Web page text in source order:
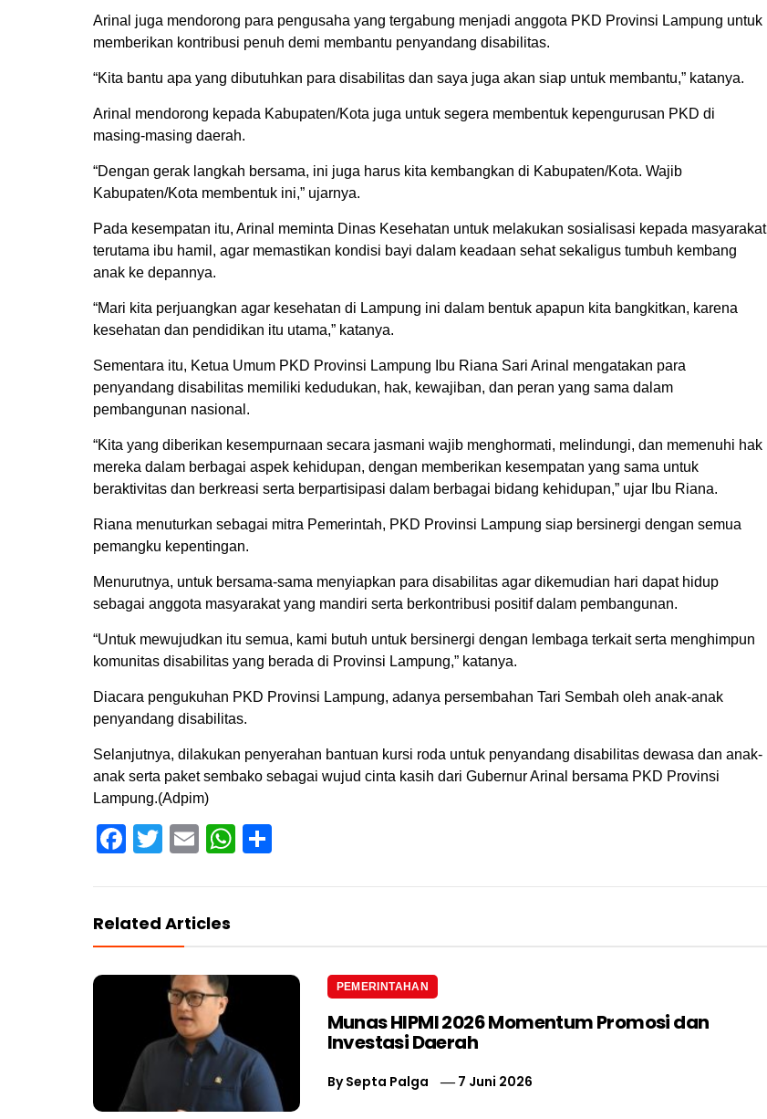
Arinal juga mendorong para pengusaha yang tergabung menjadi anggota PKD Provinsi Lampung untuk
memberikan kontribusi penuh demi membantu penyandang disabilitas.
“Kita bantu apa yang dibutuhkan para disabilitas dan saya juga akan siap untuk membantu,” katanya.
Arinal mendorong kepada Kabupaten/Kota juga untuk segera membentuk kepengurusan PKD di
masing-masing daerah.
“Dengan gerak langkah bersama, ini juga harus kita kembangkan di Kabupaten/Kota. Wajib
Kabupaten/Kota membentuk ini,” ujarnya.
Pada kesempatan itu, Arinal meminta Dinas Kesehatan untuk melakukan sosialisasi kepada masyarakat
terutama ibu hamil, agar memastikan kondisi bayi dalam keadaan sehat sekaligus tumbuh kembang
anak ke depannya.
“Mari kita perjuangkan agar kesehatan di Lampung ini dalam bentuk apapun kita bangkitkan, karena
kesehatan dan pendidikan itu utama,” katanya.
Sementara itu, Ketua Umum PKD Provinsi Lampung Ibu Riana Sari Arinal mengatakan para
penyandang disabilitas memiliki kedudukan, hak, kewajiban, dan peran yang sama dalam
pembangunan nasional.
“Kita yang diberikan kesempurnaan secara jasmani wajib menghormati, melindungi, dan memenuhi hak
mereka dalam berbagai aspek kehidupan, dengan memberikan kesempatan yang sama untuk
beraktivitas dan berkreasi serta berpartisipasi dalam berbagai bidang kehidupan,” ujar Ibu Riana.
Riana menuturkan sebagai mitra Pemerintah, PKD Provinsi Lampung siap bersinergi dengan semua
pemangku kepentingan.
Menurutnya, untuk bersama-sama menyiapkan para disabilitas agar dikemudian hari dapat hidup
sebagai anggota masyarakat yang mandiri serta berkontribusi positif dalam pembangunan.
“Untuk mewujudkan itu semua, kami butuh untuk bersinergi dengan lembaga terkait serta menghimpun
komunitas disabilitas yang berada di Provinsi Lampung,” katanya.
Diacara pengukuhan PKD Provinsi Lampung, adanya persembahan Tari Sembah oleh anak-anak
penyandang disabilitas.
Selanjutnya, dilakukan penyerahan bantuan kursi roda untuk penyandang disabilitas dewasa dan anak-
anak serta paket sembako sebagai wujud cinta kasih dari Gubernur Arinal bersama PKD Provinsi
Lampung.(Adpim)
Facebook
TwitterEmailWhatsApp
Related Articles
PEMERINTAHAN
Munas HIPMI 2026 Momentum Promosi dan
Investasi Daerah
BySepta Palga 7 Juni 2026